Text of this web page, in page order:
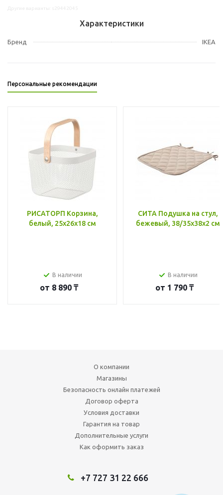
Характеристики
Бренд IKEA
Персональные рекомендации
РИСАТОРП Корзина,
белый, 25x26x18 см
В наличии
от 8 890 ₸
СИТА Подушка на стул,
бежевый, 38/35x38x2 см
В наличии
от 1 790 ₸
О компании
Магазины
Безопасность онлайн платежей
Договор оферта
Условия доставки
Гарантия на товар
Дополнительные услуги
Как оформить заказ
+7 727 31 22 666